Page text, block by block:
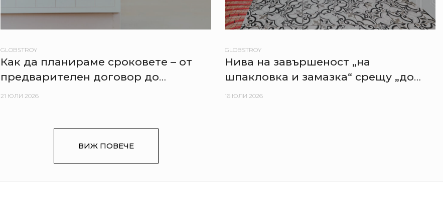
GLOBSTROY
Как да планираме сроковете – от
предварителен договор до
нанасяне в новия апартамент
21 ЮЛИ 2026
GLOBSTROY
Нива на завършеност „на
шпакловка и замазка“ срещу „до
ключ“ – плюсове и минуси за
16 ЮЛИ 2026
ВИЖ ПОВЕЧЕ